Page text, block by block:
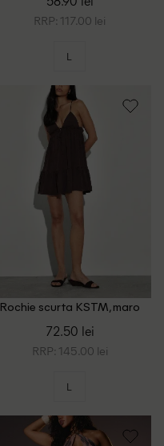
RRP: 117.00 lei
L
Rochie scurta KSTM, maro
72.50 lei
RRP: 145.00 lei
L